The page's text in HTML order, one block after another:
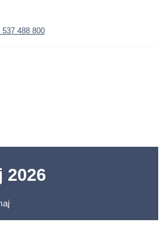
537 488 800
2026